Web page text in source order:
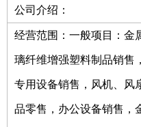
公司类型
公司介绍：
经营范围：一般项目：金
璃纤维增强塑料制品销售
专用设备销售，风机、风
品零售，办公设备销售，